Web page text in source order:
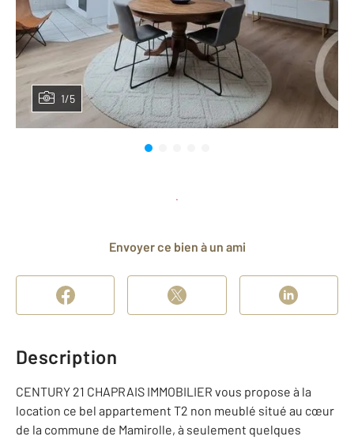
1/5
Envoyer ce bien à un ami
Description
CENTURY 21 CHAPRAIS IMMOBILIER vous propose à la
location ce bel appartement T2 non meublé situé au cœur
de la commune de Mamirolle, à seulement quelques